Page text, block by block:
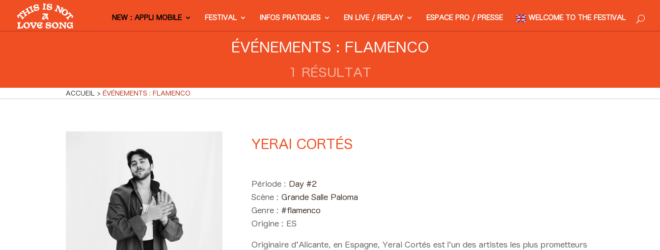
NEW : APPLI MOBILE FESTIVAL INFOS PRATIQUES EN LIVE / REPLAY ESPACE PRO / PRESSE WELCOME TO THE FESTIVAL
ÉVÉNEMENTS : FLAMENCO
1 RÉSULTAT
ACCUEIL ÉVÉNEMENTS : FLAMENCO
YERAI CORTÉS
Période : Day #2
Scène :Grande Salle Paloma
Genre :#flamenco
Origine : ES
Originaire d'Alicante, en Espagne, Yerai Cortés est l'un des artistes les plus prometteurs